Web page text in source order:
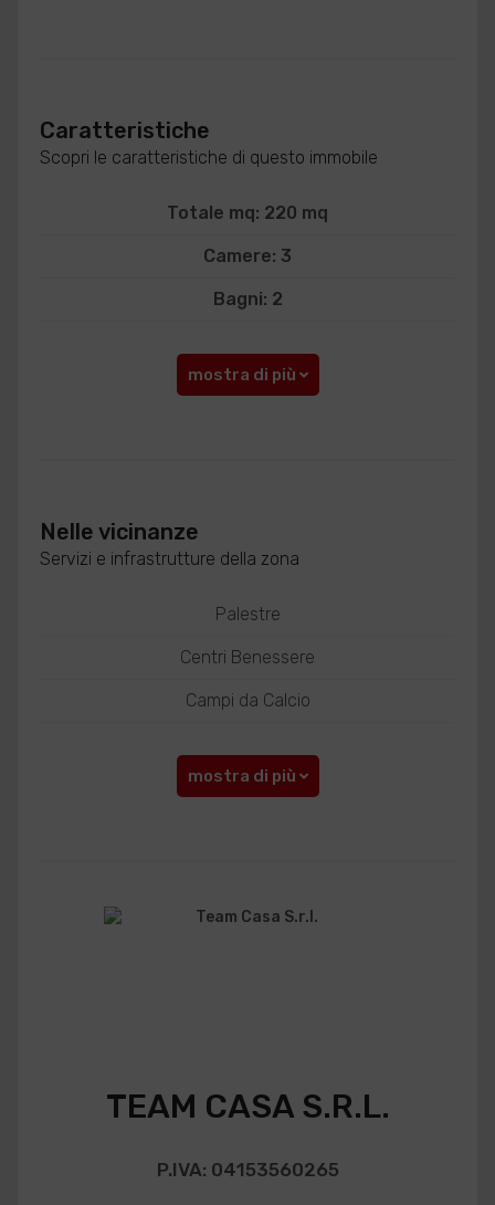
Caratteristiche
Scopri le caratteristiche di questo immobile
Totale mq: 220 mq
Camere: 3
Bagni: 2
mostra di più
Nelle vicinanze
Servizi e infrastrutture della zona
Palestre
Centri Benessere
Campi da Calcio
mostra di più
TEAM CASA S.R.L.
P.IVA: 04153560265